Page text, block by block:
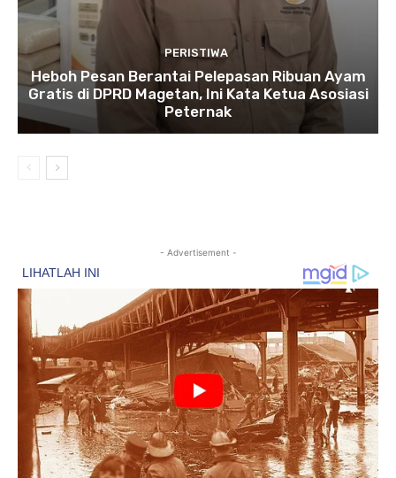
PERISTIWA
Heboh Pesan Berantai Pelepasan Ribuan Ayam
Gratis di DPRD Magetan, Ini Kata Ketua Asosiasi
Peternak
- Advertisement -